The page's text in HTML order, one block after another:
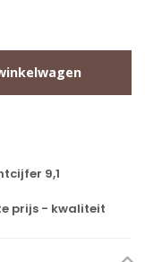
9,1
prijs - kwaliteit